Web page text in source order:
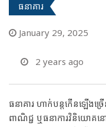
ធនាគារ
January 29, 2025
2 years ago
ធនាគារ ហាក់បន្តកើនឡើងច្រ
ពាណិជ្ជ ឬធនាការវិនិយោគន